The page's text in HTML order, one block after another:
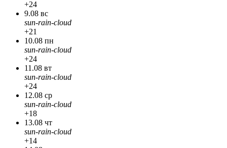
+24
9.08 вс
sun-rain-cloud
+21
10.08 пн
sun-rain-cloud
+24
11.08 вт
sun-rain-cloud
+24
12.08 ср
sun-rain-cloud
+18
13.08 чт
sun-rain-cloud
+14